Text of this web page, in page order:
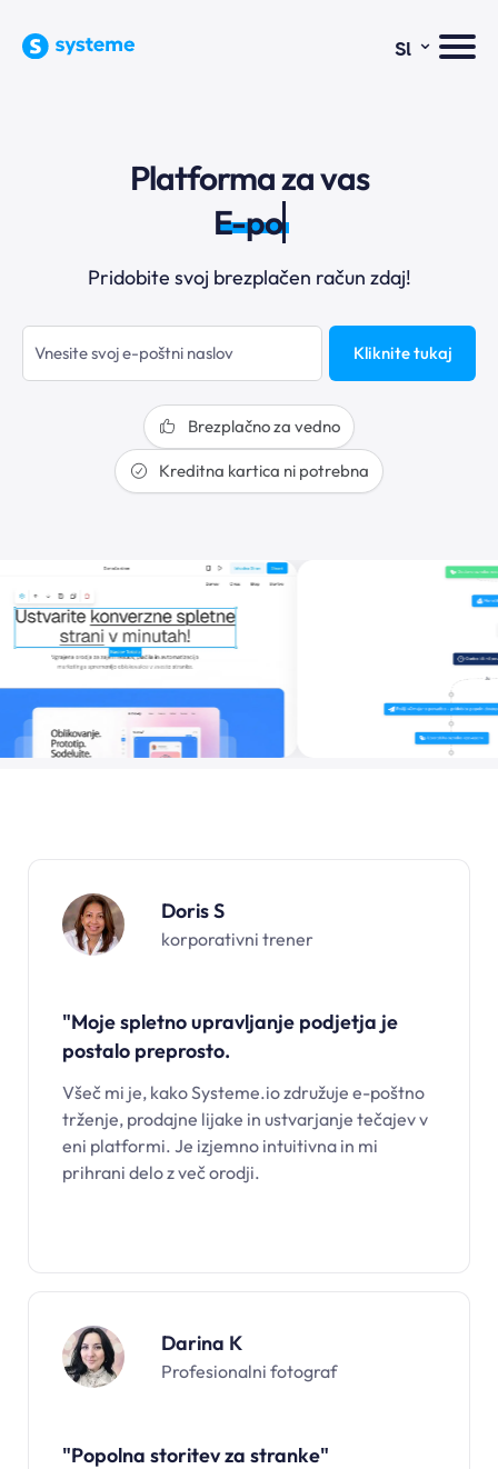
Sl ⌄
Platforma za vas
E-pošt
Pridobite svoj brezplačen račun zdaj!
Kliknite tukaj
Brezplačno za vedno
Kreditna kartica ni potrebna
Doris S
korporativni trener
"Moje spletno upravljanje podjetja je
postalo preprosto.
Všeč mi je, kako Systeme.io združuje e-poštno
trženje, prodajne lijake in ustvarjanje tečajev v
eni platformi. Je izjemno intuitivna in mi
prihrani delo z več orodji.
Darina K
Profesionalni fotograf
"Popolna storitev za stranke"